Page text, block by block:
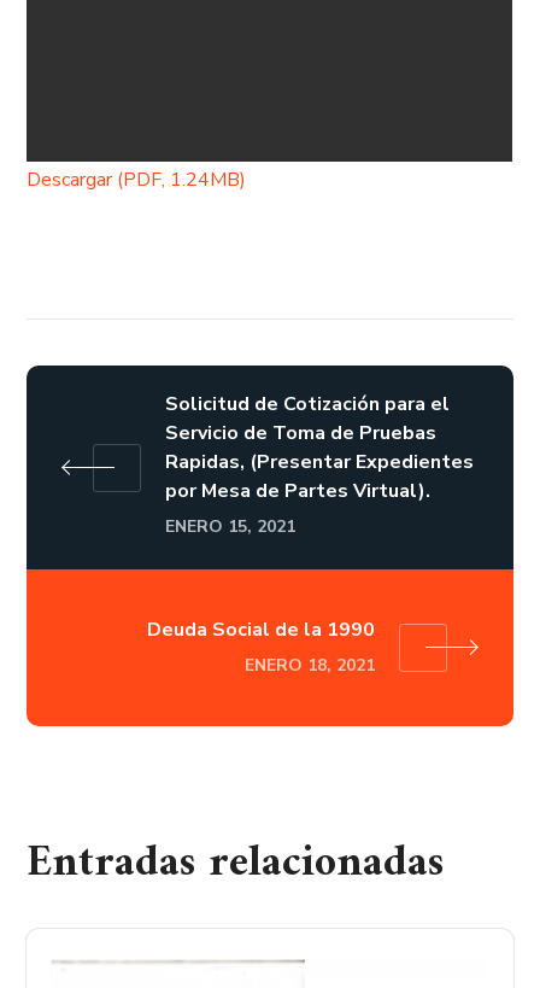
Descargar (PDF, 1.24MB)
Solicitud de Cotización para el
Servicio de Toma de Pruebas
Rapidas, (Presentar Expedientes
por Mesa de Partes Virtual).
ENERO 15, 2021
Deuda Social de la 1990
ENERO 18, 2021
Entradas relacionadas